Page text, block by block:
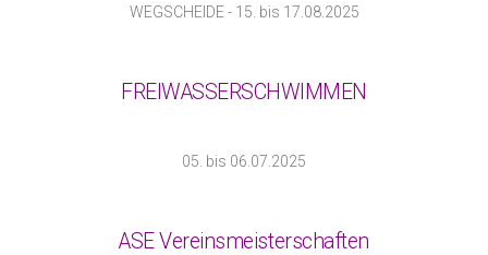
WEGSCHEIDE - 15. bis 17.08.2025
FREIWASSERSCHWIMMEN
05. bis 06.07.2025
ASE Vereinsmeisterschaften